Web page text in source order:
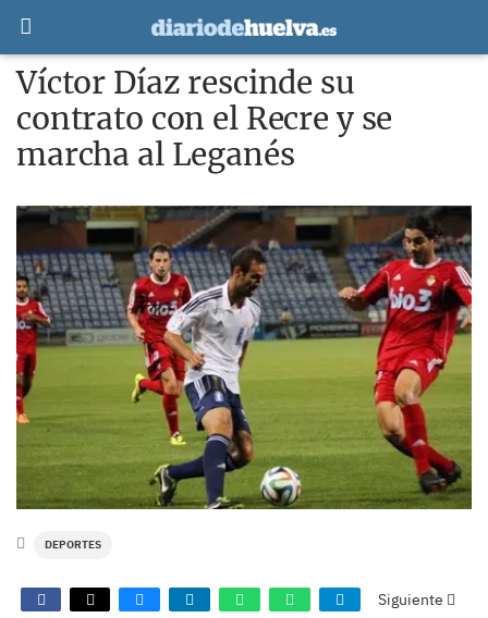
Víctor Díaz rescinde su
contrato con el Recre y se
marcha al Leganés
DEPORTES
Siguiente